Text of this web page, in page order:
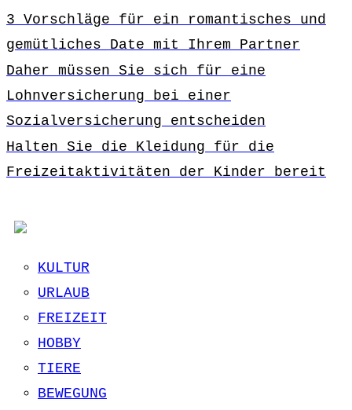
3 Vorschläge für ein romantisches und
gemütliches Date mit Ihrem Partner
Daher müssen Sie sich für eine
Lohnversicherung bei einer
Sozialversicherung entscheiden
Halten Sie die Kleidung für die
Freizeitaktivitäten der Kinder bereit
KULTUR
URLAUB
FREIZEIT
HOBBY
TIERE
BEWEGUNG